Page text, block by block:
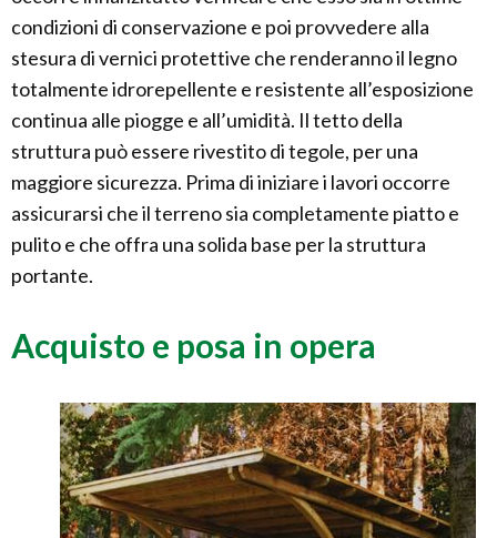
condizioni di conservazione e poi provvedere alla
stesura di vernici protettive che renderanno il legno
totalmente idrorepellente e resistente all’esposizione
continua alle piogge e all’umidità. Il tetto della
struttura può essere rivestito di tegole, per una
maggiore sicurezza. Prima di iniziare i lavori occorre
assicurarsi che il terreno sia completamente piatto e
pulito e che offra una solida base per la struttura
portante.
Acquisto e posa in opera